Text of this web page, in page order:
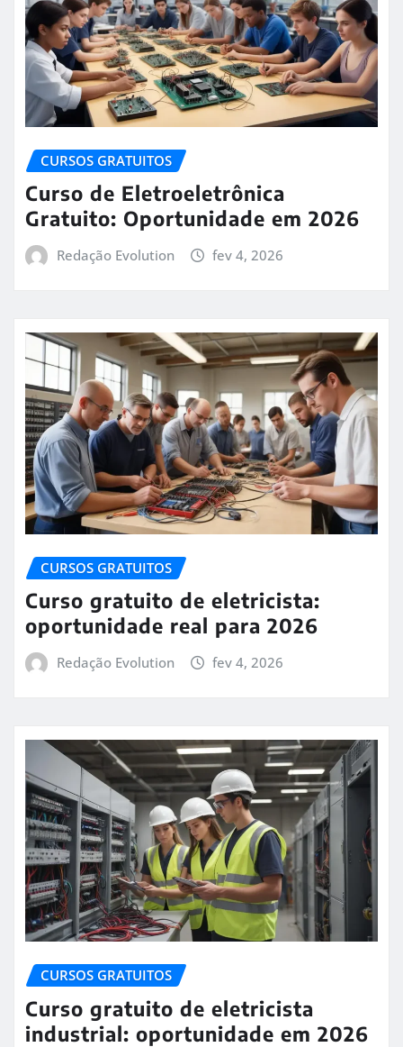
CURSOS GRATUITOS
Curso de Eletroeletrônica
Gratuito: Oportunidade em 2026
Redação Evolution fev 4, 2026
CURSOS GRATUITOS
Curso gratuito de eletricista:
oportunidade real para 2026
Redação Evolution fev 4, 2026
CURSOS GRATUITOS
Curso gratuito de eletricista
industrial: oportunidade em 2026